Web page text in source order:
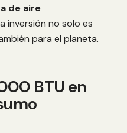
de aire
inversión no solo es
para el planeta.
BTU en